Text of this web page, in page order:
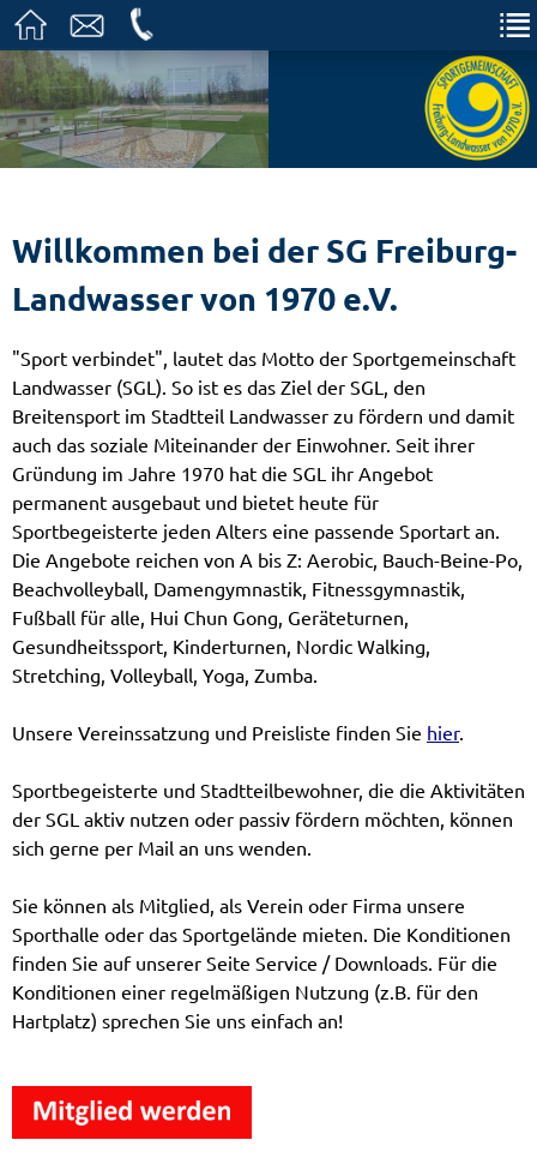
Willkommen bei der SG Freiburg-
Landwasser von 1970 e.V.
"Sport verbindet", lautet das Motto der Sportgemeinschaft
Landwasser (SGL). So ist es das Ziel der SGL, den
Breitensport im Stadtteil Landwasser zu fördern und damit
auch das soziale Miteinander der Einwohner. Seit ihrer
Gründung im Jahre 1970 hat die SGL ihr Angebot
permanent ausgebaut und bietet heute für
Sportbegeisterte jeden Alters eine passende Sportart an.
Die Angebote reichen von A bis Z: Aerobic, Bauch-Beine-Po,
Beachvolleyball, Damengymnastik, Fitnessgymnastik,
Fußball für alle, Hui Chun Gong, Geräteturnen,
Gesundheitssport, Kinderturnen, Nordic Walking,
Stretching, Volleyball, Yoga, Zumba.
Unsere Vereinssatzung und Preisliste finden Sie hier.
Sportbegeisterte und Stadtteilbewohner, die die Aktivitäten
der SGL aktiv nutzen oder passiv fördern möchten, können
sich gerne per Mail an uns wenden.
Sie können als Mitglied, als Verein oder Firma unsere
Sporthalle oder das Sportgelände mieten. Die Konditionen
finden Sie auf unserer Seite Service / Downloads. Für die
Konditionen einer regelmäßigen Nutzung (z.B. für den
Hartplatz) sprechen Sie uns einfach an!